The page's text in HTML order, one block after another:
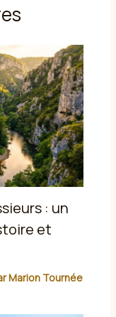
: un
et
Marion Tournée